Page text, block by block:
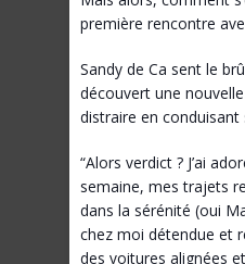
première rencontre
Sandy de Ca sent le
découvert une
distraire en conduisant
“Alors verdict ? J’ai
semaine, mes trajets
dans la sérénité (oui
chez moi détendue et
des voitures alignées